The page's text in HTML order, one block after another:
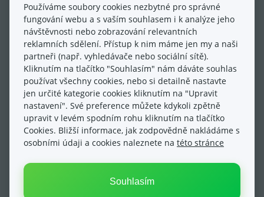
přidaný e-mail. Dalším postupem je kliknutí na
**Předat vlastnictví. **
Následně se Vám zobrazí boxík, ve kterém je
zapotřebí předání vlastnictví odeslat.
Po odeslání přijde jak do původního emailu, tak do
nového emailu zpráva, kterou je opět zapotřebí v
Používáme soubory cookies nezbytné pro správné
fungování webu a s vaším souhlasem i k analýze jeho
návštěvnosti nebo zobrazování relevantních
reklamních sdělení. Přístup k nim máme jen my a naši
partneři (např. vyhledávače nebo sociální sítě).
Kliknutím na tlačítko "Souhlasím" nám dáváte souhlas
používat všechny cookies, nebo si detailně nastavte
jen určité kategorie cookies kliknutím na "Upravit
nastavení". Své preference můžete kdykoli zpětně
upravit v levém spodním rohu kliknutím na tlačítko
Cookies. Bližší informace, jak zodpovědně nakládáme s
osobními údaji a cookies naleznete na této stránce
Souhlasím